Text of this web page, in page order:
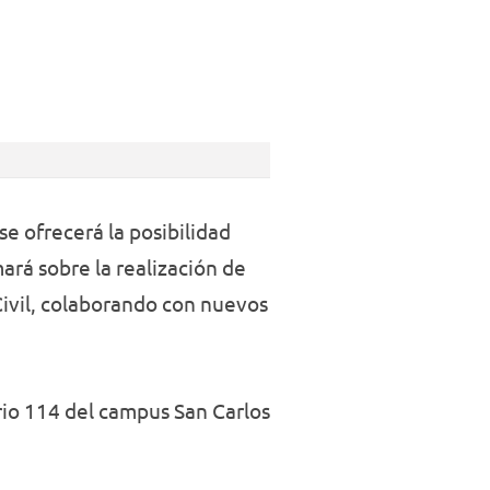
ofrecerá la posibilidad
sobre la realización de
colaborando con nuevos
114 del campus San Carlos